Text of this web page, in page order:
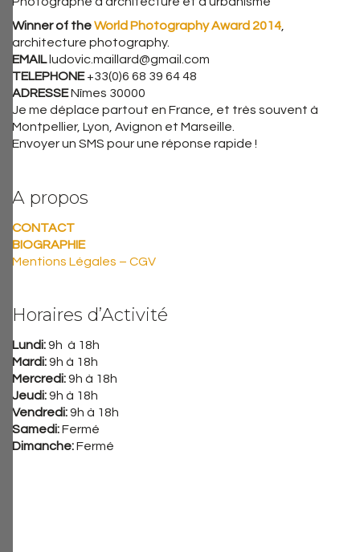
Winner of theWorld Photography Award 2014,
architecture photography.
EMAIL ludovic.maillard@gmail.com
TELEPHONE+33(0)6 68 39 64 48
ADRESSENîmes 30000
Je me déplace partout en France, et très souvent à
Montpellier, Lyon, Avignon et Marseille.
Envoyer un SMS pour une réponse rapide !
A propos
CONTACT
BIOGRAPHIE
Mentions Légales – CGV
Horaires d’Activité
Lundi:9h à 18h
Mardi:9h à 18h
Mercredi:9h à 18h
Jeudi:9h à 18h
Vendredi:9h à 18h
Samedi:Fermé
Dimanche:Fermé